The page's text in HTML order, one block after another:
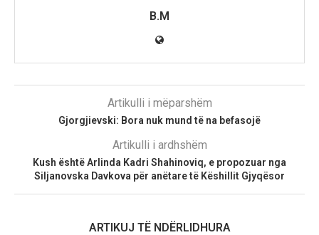
B.M
Artikulli i mëparshëm
Gjorgjievski: Bora nuk mund të na befasojë
Artikulli i ardhshëm
Kush është Arlinda Kadri Shahinoviq, e propozuar nga
Siljanovska Davkova për anëtare të Këshillit Gjyqësor
ARTIKUJ TË NDËRLIDHURA